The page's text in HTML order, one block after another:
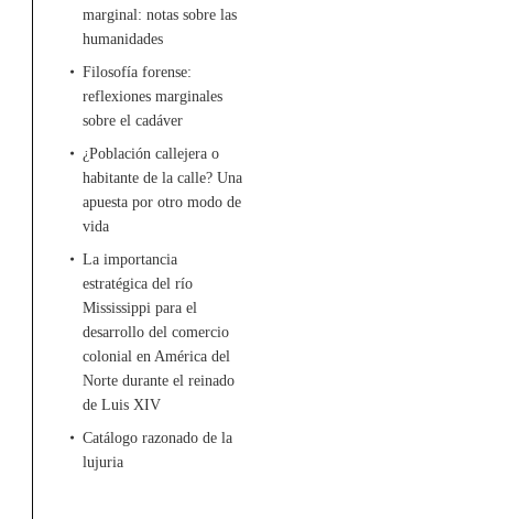
marginal: notas sobre las
humanidades
Filosofía forense:
reflexiones marginales
sobre el cadáver
¿Población callejera o
habitante de la calle? Una
apuesta por otro modo de
vida
La importancia
estratégica del río
Mississippi para el
desarrollo del comercio
colonial en América del
Norte durante el reinado
de Luis XIV
Catálogo razonado de la
lujuria